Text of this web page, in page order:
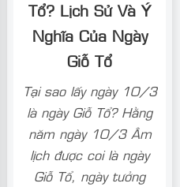
Tổ? Lịch Sử Và Ý
Nghĩa Của Ngày
Giỗ Tổ
Tại sao lấy ngày 10/3
là ngày Giỗ Tổ? Hằng
năm ngày 10/3 Âm
lịch được coi là ngày
Giỗ Tổ, ngày tưởng